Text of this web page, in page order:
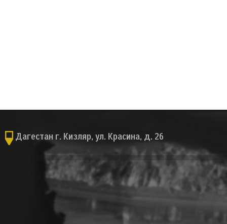
Дагестан г. Кизляр, ул. Красина, д. 26